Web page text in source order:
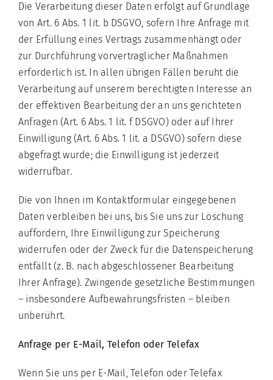
Die Verarbeitung dieser Daten erfolgt auf Grundlage
von Art. 6 Abs. 1 lit. b DSGVO, sofern Ihre Anfrage mit
der Erfüllung eines Vertrags zusammenhängt oder
zur Durchführung vorvertraglicher Maßnahmen
erforderlich ist. In allen übrigen Fällen beruht die
Verarbeitung auf unserem berechtigten Interesse an
der effektiven Bearbeitung der an uns gerichteten
Anfragen (Art. 6 Abs. 1 lit. f DSGVO) oder auf Ihrer
Einwilligung (Art. 6 Abs. 1 lit. a DSGVO) sofern diese
abgefragt wurde; die Einwilligung ist jederzeit
widerrufbar.
Die von Ihnen im Kontaktformular eingegebenen
Daten verbleiben bei uns, bis Sie uns zur Löschung
auffordern, Ihre Einwilligung zur Speicherung
widerrufen oder der Zweck für die Datenspeicherung
entfällt (z. B. nach abgeschlossener Bearbeitung
Ihrer Anfrage). Zwingende gesetzliche Bestimmungen
– insbesondere Aufbewahrungsfristen – bleiben
unberührt.
Anfrage per E-Mail, Telefon oder Telefax
Wenn Sie uns per E-Mail, Telefon oder Telefax